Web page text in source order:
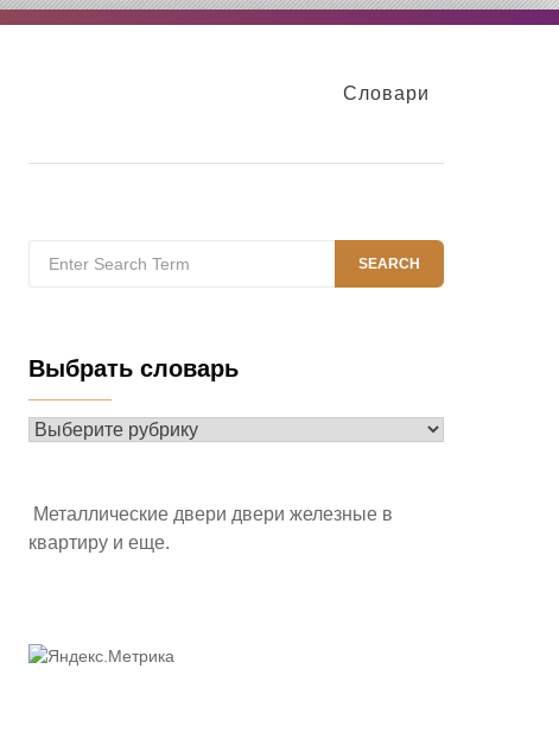
Словари
for:
SEARCH
Выбрать словарь
Выбрать
Металлические двери двери железные в
квартиру и еще.